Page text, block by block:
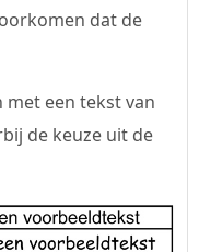
dat de
een tekst van
de keuze uit de